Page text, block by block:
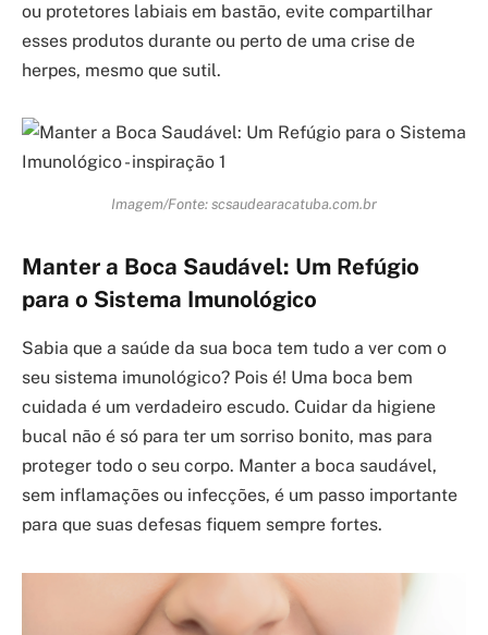
ou protetores labiais em bastão, evite compartilhar
esses produtos durante ou perto de uma crise de
herpes, mesmo que sutil.
Imagem/Fonte: scsaudearacatuba.com.br
Manter a Boca Saudável: Um Refúgio
para o Sistema Imunológico
Sabia que a saúde da sua boca tem tudo a ver com o
seu sistema imunológico? Pois é! Uma boca bem
cuidada é um verdadeiro escudo. Cuidar da higiene
bucal não é só para ter um sorriso bonito, mas para
proteger todo o seu corpo. Manter a boca saudável,
sem inflamações ou infecções, é um passo importante
para que suas defesas fiquem sempre fortes.